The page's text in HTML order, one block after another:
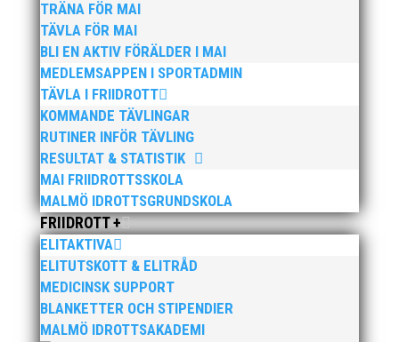
TRÄNA FÖR MAI
TÄVLA FÖR MAI
BLI EN AKTIV FÖRÄLDER I MAI
MEDLEMSAPPEN I SPORTADMIN
TÄVLA I FRIIDROTT
KOMMANDE TÄVLINGAR
RUTINER INFÖR TÄVLING
RESULTAT & STATISTIK
MAI FRIIDROTTSSKOLA
MALMÖ IDROTTSGRUNDSKOLA
FRIIDROTT +
ELITAKTIVA
ELITUTSKOTT & ELITRÅD
MEDICINSK SUPPORT
BLANKETTER OCH STIPENDIER
MALMÖ IDROTTSAKADEMI
Men alla är träningsvilliga och det känns att det börjar närma
sig tävlingssäsong igen. Här är det Kristina Wärffs träningsgrupp
som showar framför Sari Lindvalls kamera.
Publicerat tidigare